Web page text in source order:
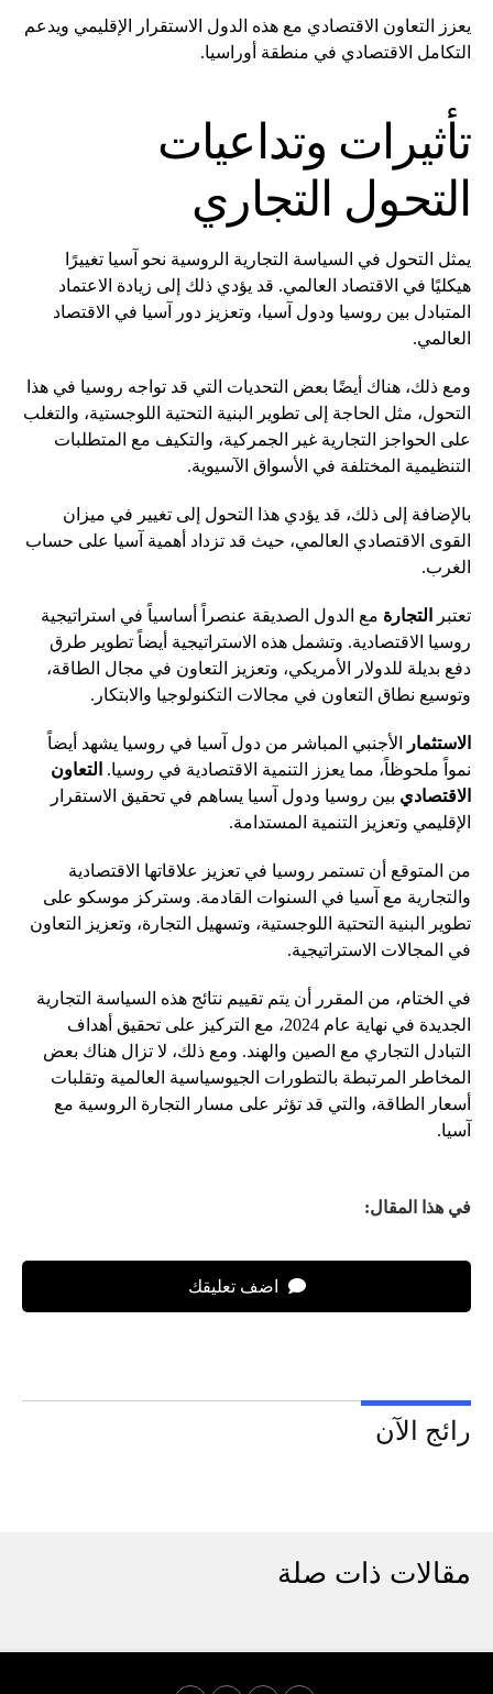
يعزز التعاون الاقتصادي مع هذه الدول الاستقرار الإقليمي ويدعم
التكامل الاقتصادي في منطقة أوراسيا.
تأثيرات وتداعيات
التحول التجاري
يمثل التحول في السياسة التجارية الروسية نحو آسيا تغييرًا
هيكليًا في الاقتصاد العالمي. قد يؤدي ذلك إلى زيادة الاعتماد
المتبادل بين روسيا ودول آسيا، وتعزيز دور آسيا في الاقتصاد
العالمي.
ومع ذلك، هناك أيضًا بعض التحديات التي قد تواجه روسيا في هذا
التحول، مثل الحاجة إلى تطوير البنية التحتية اللوجستية، والتغلب
على الحواجز التجارية غير الجمركية، والتكيف مع المتطلبات
التنظيمية المختلفة في الأسواق الآسيوية.
بالإضافة إلى ذلك، قد يؤدي هذا التحول إلى تغيير في ميزان
القوى الاقتصادي العالمي، حيث قد تزداد أهمية آسيا على حساب
الغرب.
تعتبر التجارة مع الدول الصديقة عنصراً أساسياً في استراتيجية
روسيا الاقتصادية. وتشمل هذه الاستراتيجية أيضاً تطوير طرق
دفع بديلة للدولار الأمريكي، وتعزيز التعاون في مجال الطاقة،
وتوسيع نطاق التعاون في مجالات التكنولوجيا والابتكار.
الاستثمار
الأجنبي المباشر من دول آسيا في روسيا يشهد أيضاً
نمواً ملحوظاً، مما يعزز التنمية الاقتصادية في روسيا. التعاون
الاقتصادي بين روسيا ودول آسيا يساهم في تحقيق الاستقرار
الإقليمي وتعزيز التنمية المستدامة.
من المتوقع أن تستمر روسيا في تعزيز علاقاتها الاقتصادية
والتجارية مع آسيا في السنوات القادمة. وستركز موسكو على
تطوير البنية التحتية اللوجستية، وتسهيل التجارة، وتعزيز التعاون
في المجالات الاستراتيجية.
في الختام، من المقرر أن يتم تقييم نتائج هذه السياسة التجارية
الجديدة في نهاية عام 2024، مع التركيز على تحقيق أهداف
التبادل التجاري مع الصين والهند. ومع ذلك، لا تزال هناك بعض
المخاطر المرتبطة بالتطورات الجيوسياسية العالمية وتقلبات
أسعار الطاقة، والتي قد تؤثر على مسار التجارة الروسية مع
آسيا.
في هذا المقال:
اضف تعليقك
رائج الآن
مقالات ذات صلة